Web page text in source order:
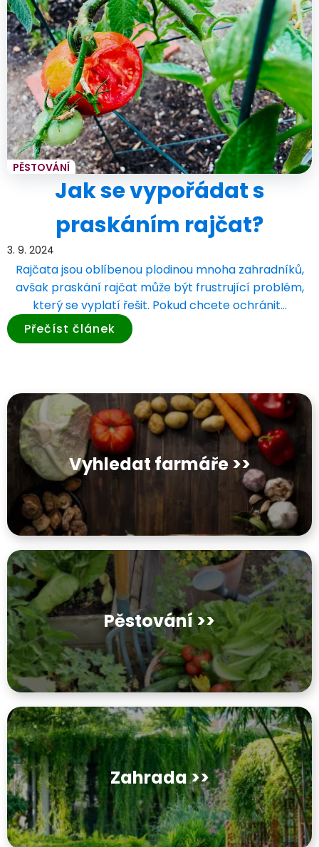
PĚSTOVÁNÍ
Jak se vypořádat s
praskáním rajčat?
3. 9. 2024
Rajčata jsou oblíbenou plodinou mnoha zahradníků,
avšak praskání rajčat může být frustrující problém,
který se vyplatí řešit. Pokud chcete ochránit…
Přečíst článek
Vyhledat farmáře >>
Pěstování >>
Zahrada >>